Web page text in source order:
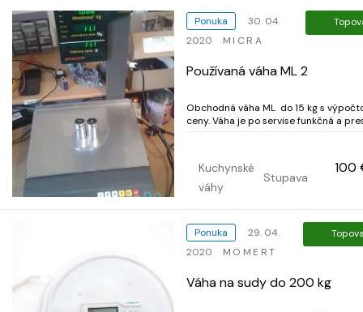
Ponuka
30. 04.
2020
MICRA
Používaná váha ML 2
Obchodná váha ML do 15 kg s
ceny. Váha je po servise funkčná a presná,
Kuchynské
váhy
Stupava
100
Ponuka
29. 04.
2020
MOMERT
Váha na sudy do 200 kg